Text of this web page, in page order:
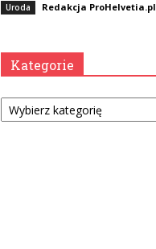
Uroda Redakcja ProHelvetia.pl
Kategorie
Kategorie